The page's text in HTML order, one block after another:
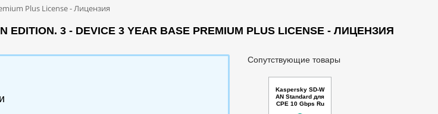
Plus License - Лицензия
EDITION. 3 - DEVICE 3 YEAR BASE PREMIUM PLUS LICENSE - ЛИЦЕНЗИЯ
Сопутствующие товары
Kaspersky SD-W
AN Standard для
CPE 10 Gbps Ru